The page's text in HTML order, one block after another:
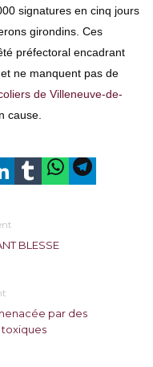
signatures en cinq jours
girondins. Ces
préfectoral encadrant
ne manquent pas de
de Villeneuve-de-
cause.
BLESSE
par des